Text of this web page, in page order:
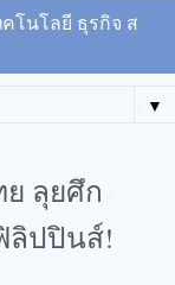
โนโลยี ธุรกิจ ส
▼
ย ลุยศึก
ลิปปินส์!